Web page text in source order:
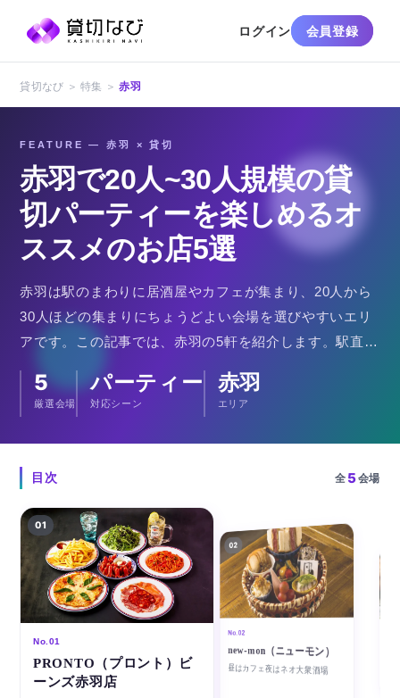
ログイン 会員登録
貸切なび ＞ 特集 ＞赤羽
FEATURE — 赤羽 × 貸切
赤羽で20人~30人規模の貸
切パーティーを楽しめるオ
ススメのお店5選
赤羽は駅のまわりに居酒屋やカフェが集まり、20人から
30人ほどの集まりにちょうどよい会場を選びやすいエリ
アです。この記事では、赤羽の5軒を紹介します。駅直結
個室のある焼鳥居酒屋、鳥取県産の大山鶏を使った創作
料理を掘りごたつ個室で楽しめる店、そして本場の韓国
家庭料理の店です。貸切の可否と受け付ける人数は会場
ごとに異なり、相談のうえで決まる店もあるため、各会
場の詳細とあわせてご確認ください。
5
厳選会場
パーティー
対応シーン
赤羽
エリア
目次 全 5会場
01
No.01
PRONTO（プロント）ビ
ーンズ赤羽店
02
No.02
new-mon（ニューモン）
昼はカフェ夜はネオ大衆酒場